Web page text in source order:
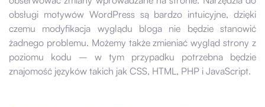
obsługi motywów WordPress są bardzo intuicyjne, dzięki
czemu modyfikacja wyglądu bloga nie będzie stanowić
żadnego problemu. Możemy także zmieniać wygląd strony z
poziomu kodu – w tym przypadku potrzebna będzie
znajomość języków takich jak CSS, HTML, PHP i JavaScript.